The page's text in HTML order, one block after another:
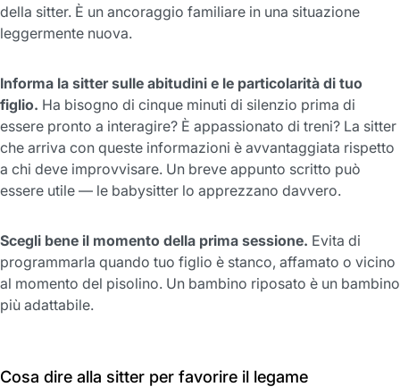
della sitter. È un ancoraggio familiare in una situazione
leggermente nuova.
Informa la sitter sulle abitudini e le particolarità di tuo
figlio. Ha bisogno di cinque minuti di silenzio prima di
essere pronto a interagire? È appassionato di treni? La sitter
che arriva con queste informazioni è avvantaggiata rispetto
a chi deve improvvisare. Un breve appunto scritto può
essere utile — le babysitter lo apprezzano davvero.
Scegli bene il momento della prima sessione. Evita di
programmarla quando tuo figlio è stanco, affamato o vicino
al momento del pisolino. Un bambino riposato è un bambino
più adattabile.
Cosa dire alla sitter per favorire il legame